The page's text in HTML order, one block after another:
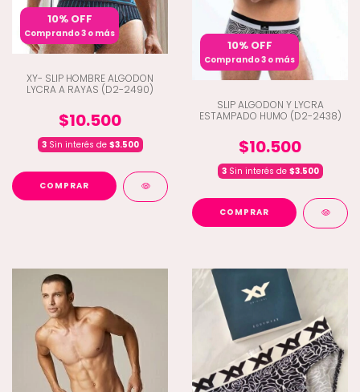
10% OFF
Comprando 3 o más
XY- SLIP HOMBRE ALGODON
LYCRA A RAYAS (D2-2490)
$10.500
3Sin interés de $3.500
COMPRAR
10% OFF
Comprando 3 o más
SLIP ALGODON Y LYCRA
ESTAMPADO HUMO (D2-2438)
$10.500
3Sin interés de $3.500
COMPRAR